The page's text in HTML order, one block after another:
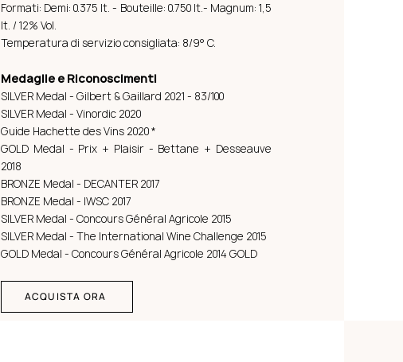
Formati: Demi:0.375 lt. - Bouteille: 0.750 lt.- Magnum: 1,5
lt. / 12% Vol.
Temperatura di servizio consigliata: 8/9° C.
Medaglie e Riconoscimenti
SILVER Medal - Gilbert & Gaillard 2021 - 83/100
SILVER Medal - Vinordic 2020
Guide Hachette des Vins 2020 *
GOLD Medal - Prix + Plaisir - Bettane + Desseauve
2018
BRONZE Medal - DECANTER 2017
BRONZE Medal - IWSC 2017
SILVER Medal - Concours Général Agricole 2015
SILVER Medal - The International Wine Challenge 2015
GOLD Medal - Concours Général Agricole 2014 GOLD
ACQUISTA ORA